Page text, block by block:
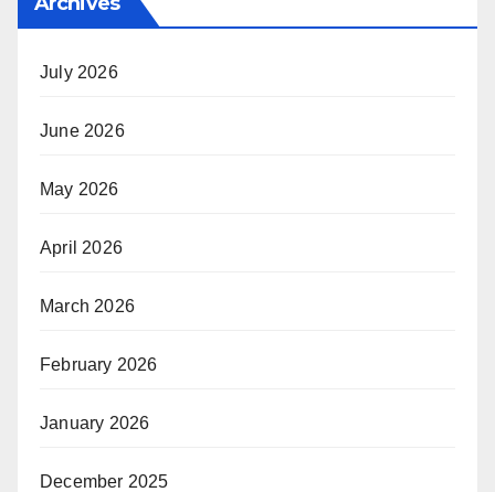
July 2026
June 2026
May 2026
April 2026
March 2026
February 2026
January 2026
December 2025